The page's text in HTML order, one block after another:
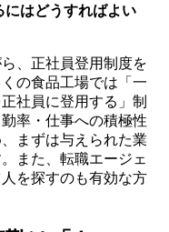
にはどうすればよい
、正社員登用制度を
の食品工場では「一
社員に登用する」制
率・仕事への積極性
まずは与えられた業
また、転職エージェ
を探すのも有効な方